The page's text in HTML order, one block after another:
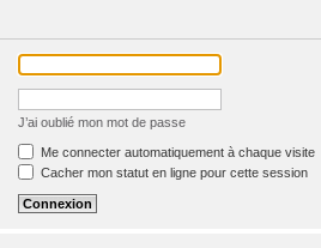
J’ai oublié mon mot de passe
Me connecter automatiquement à chaque visite
Cacher mon statut en ligne pour cette session